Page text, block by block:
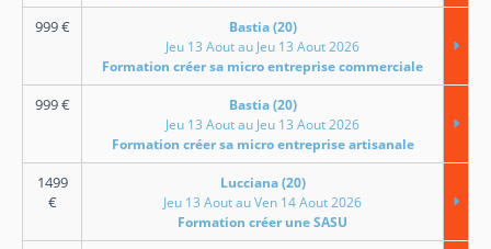
999€
Bastia (20)
Jeu 13 Aout au Jeu 13 Aout 2026
Formation créer sa micro entreprise commerciale
999€
Bastia (20)
Jeu 13 Aout au Jeu 13 Aout 2026
Formation créer sa micro entreprise artisanale
1499
€
Lucciana (20)
Jeu 13 Aout au Ven 14 Aout 2026
Formation créer une SASU